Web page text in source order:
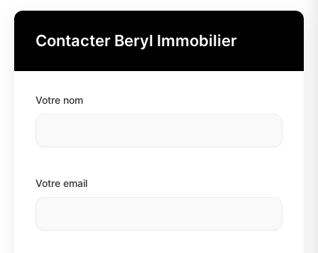
Contacter Beryl Immobilier
Votre nom
Votre email